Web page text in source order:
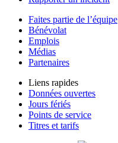
Faites partie de l’équipe
Bénévolat
Emplois
Médias
Partenaires
Liens rapides
Données ouvertes
Jours fériés
Points de service
Titres et tarifs